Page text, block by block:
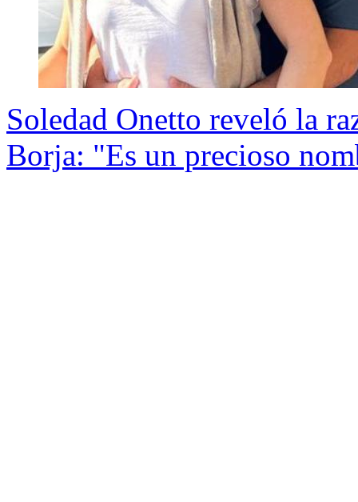
Soledad Onetto reveló la
Borja: "Es un precioso